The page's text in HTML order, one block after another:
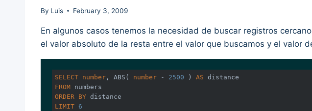
By Luis February 3, 2009
En algunos casos tenemos la necesidad de buscar registros
el valor absoluto de la resta entre el valor que buscamos y el valor
SELECT number, ABS ( number - 2500 ) AS
FROM
ORDER
BY
LIMIT
6